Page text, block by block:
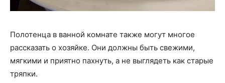
Полотенца в ванной комнате также могут многое
рассказать о хозяйке. Они должны быть свежими,
мягкими и приятно пахнуть, а не выглядеть как старые
тряпки.